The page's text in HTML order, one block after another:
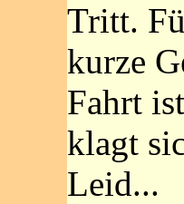
Tritt.
kurze
Fahrt
klagt
Leid...